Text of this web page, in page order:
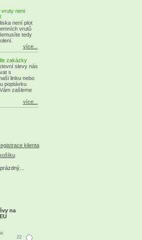
vruty neni
není plot
vrutů
tedy
více...
zakázky
slevy nás
s
linku nebo
poptávku
zašleme
více...
klienta
na
22